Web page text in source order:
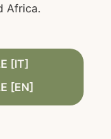
Africa.
[IT]
[EN]